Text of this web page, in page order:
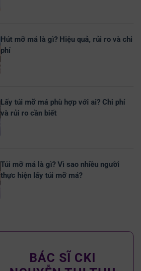
Hút mỡ má là gì? Hiệu quả, rủi ro và chi
phí
Lấy túi mỡ má phù hợp với ai? Chi phí
và rủi ro cần biết
Túi mỡ má là gì? Vì sao nhiều người
thực hiện lấy túi mỡ má?
BÁC SĨ CKI